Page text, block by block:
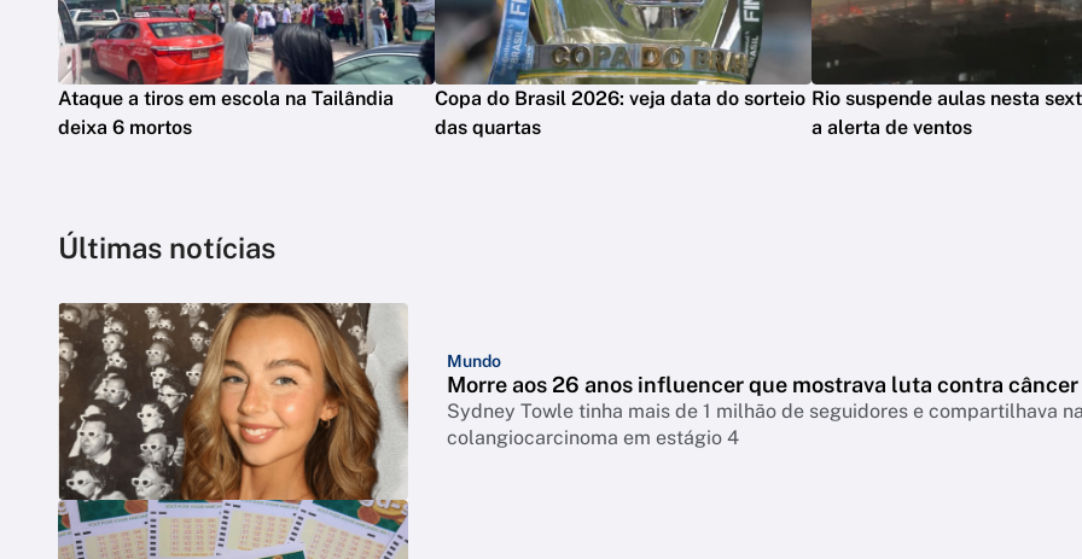
Ataque a tiros em escola na Tailândia
deixa 6 mortos
Copa do Brasil 2026: veja data do sorteio
das quartas
Rio suspende aulas nesta
a alerta de ventos
Últimas notícias
Mundo
Morre aos 26 anos influencer que mostrava luta contra câncer
Sydney Towle tinha mais de 1 milhão de seguidores e compartilhava
colangiocarcinoma em estágio 4